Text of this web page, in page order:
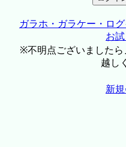
ガラホ・ガラケー・ロ
お
※不明点ございました
越し
新